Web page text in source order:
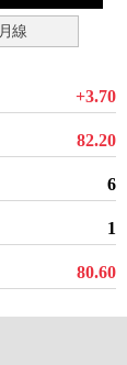
月線
+3.70
82.20
6
1
80.60